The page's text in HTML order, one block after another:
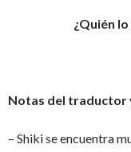
¿Quién
Notas del traductor
– Shiki se encuentra